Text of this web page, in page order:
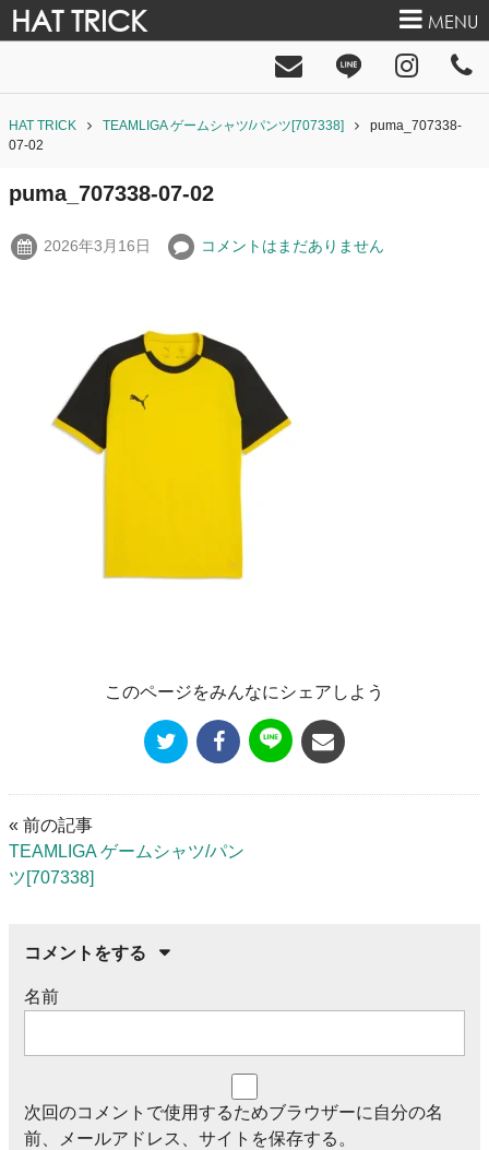
HAT TRICK MENU
HAT TRICK TEAMLIGA ゲームシャツ/パンツ[707338]
puma_707338-
07-02
puma_707338-07-02
2026年3月16日 コメントはまだありません
このページをみんなにシェアしよう
« 前の記事
TEAMLIGA ゲームシャツ/パン
ツ[707338]
コメントをする
名前
次回のコメントで使用するためブラウザーに自分の名
前、メールアドレス、サイトを保存する。